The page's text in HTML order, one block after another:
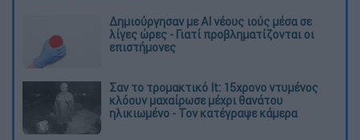
Δημιούργησαν με AI νέους ιούς μέσα σε
λίγες ώρες - Γιατί προβληματίζονται οι
επιστήμονες
Σαν το τρομακτικό It: 15χρονο ντυμένος
κλόουν μαχαίρωσε μέχρι θανάτου
ηλικιωμένο - Τον κατέγραψε κάμερα